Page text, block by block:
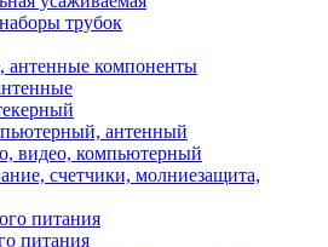
трубок
антенные компоненты
антенный
видео, компьютерный
счетчики, молниезащита,
питания
питания